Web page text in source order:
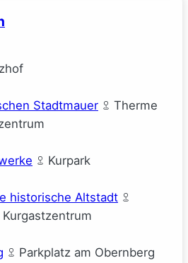
Stadtmauer
Therme
Kurpark
historische Altstadt
Parkplatz am Obernberg